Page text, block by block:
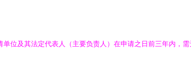
位及其法定代表人（主要负责人）在申请之日前三年内，